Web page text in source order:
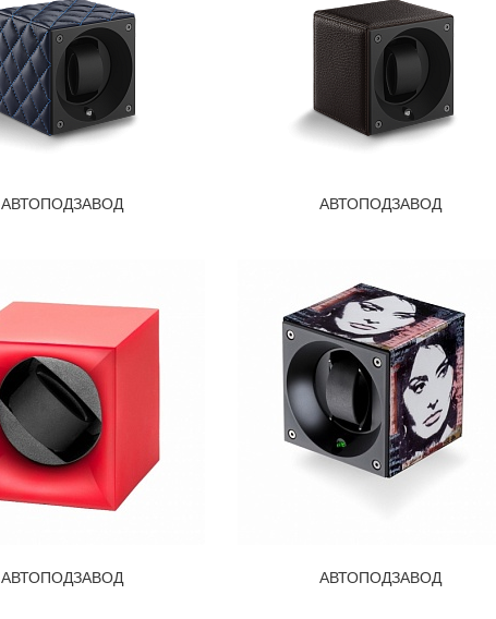
АВТОПОДЗАВОД АВТОПОДЗАВОД
АВТОПОДЗАВОД АВТОПОДЗАВОД